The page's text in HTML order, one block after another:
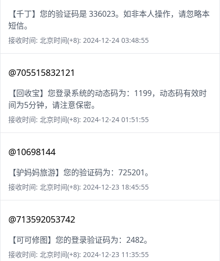
【千丁】您的验证码是 336023。如非本人操作，请忽略本
短信。
接收时间: 北京时间(+8): 2024-12-24 03:48:55
@705515832121
【回收宝】您登录系统的动态码为：1199，动态码有效时
间为5分钟，请注意保密。
接收时间: 北京时间(+8): 2024-12-24 01:51:55
@10698144
【驴妈妈旅游】您的验证码为：725201。
接收时间: 北京时间(+8): 2024-12-23 18:45:55
@713592053742
【可可修图】您的登录验证码为：2482。
接收时间: 北京时间(+8): 2024-12-23 11:35:55